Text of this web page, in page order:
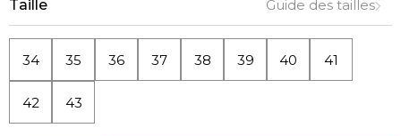
Taille Guide des tailles
34 35 36 37 38 39 40 41
42 43